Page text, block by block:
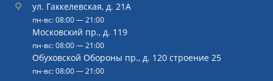
ул. Гаккелевская, д. 21А
пн-вс: 08:00 — 21:00
Московский пр., д. 119
пн-вс: 08:00 — 21:00
Обуховской Обороны пр., д. 120 строение 25
пн-вс: 08:00 — 21:00